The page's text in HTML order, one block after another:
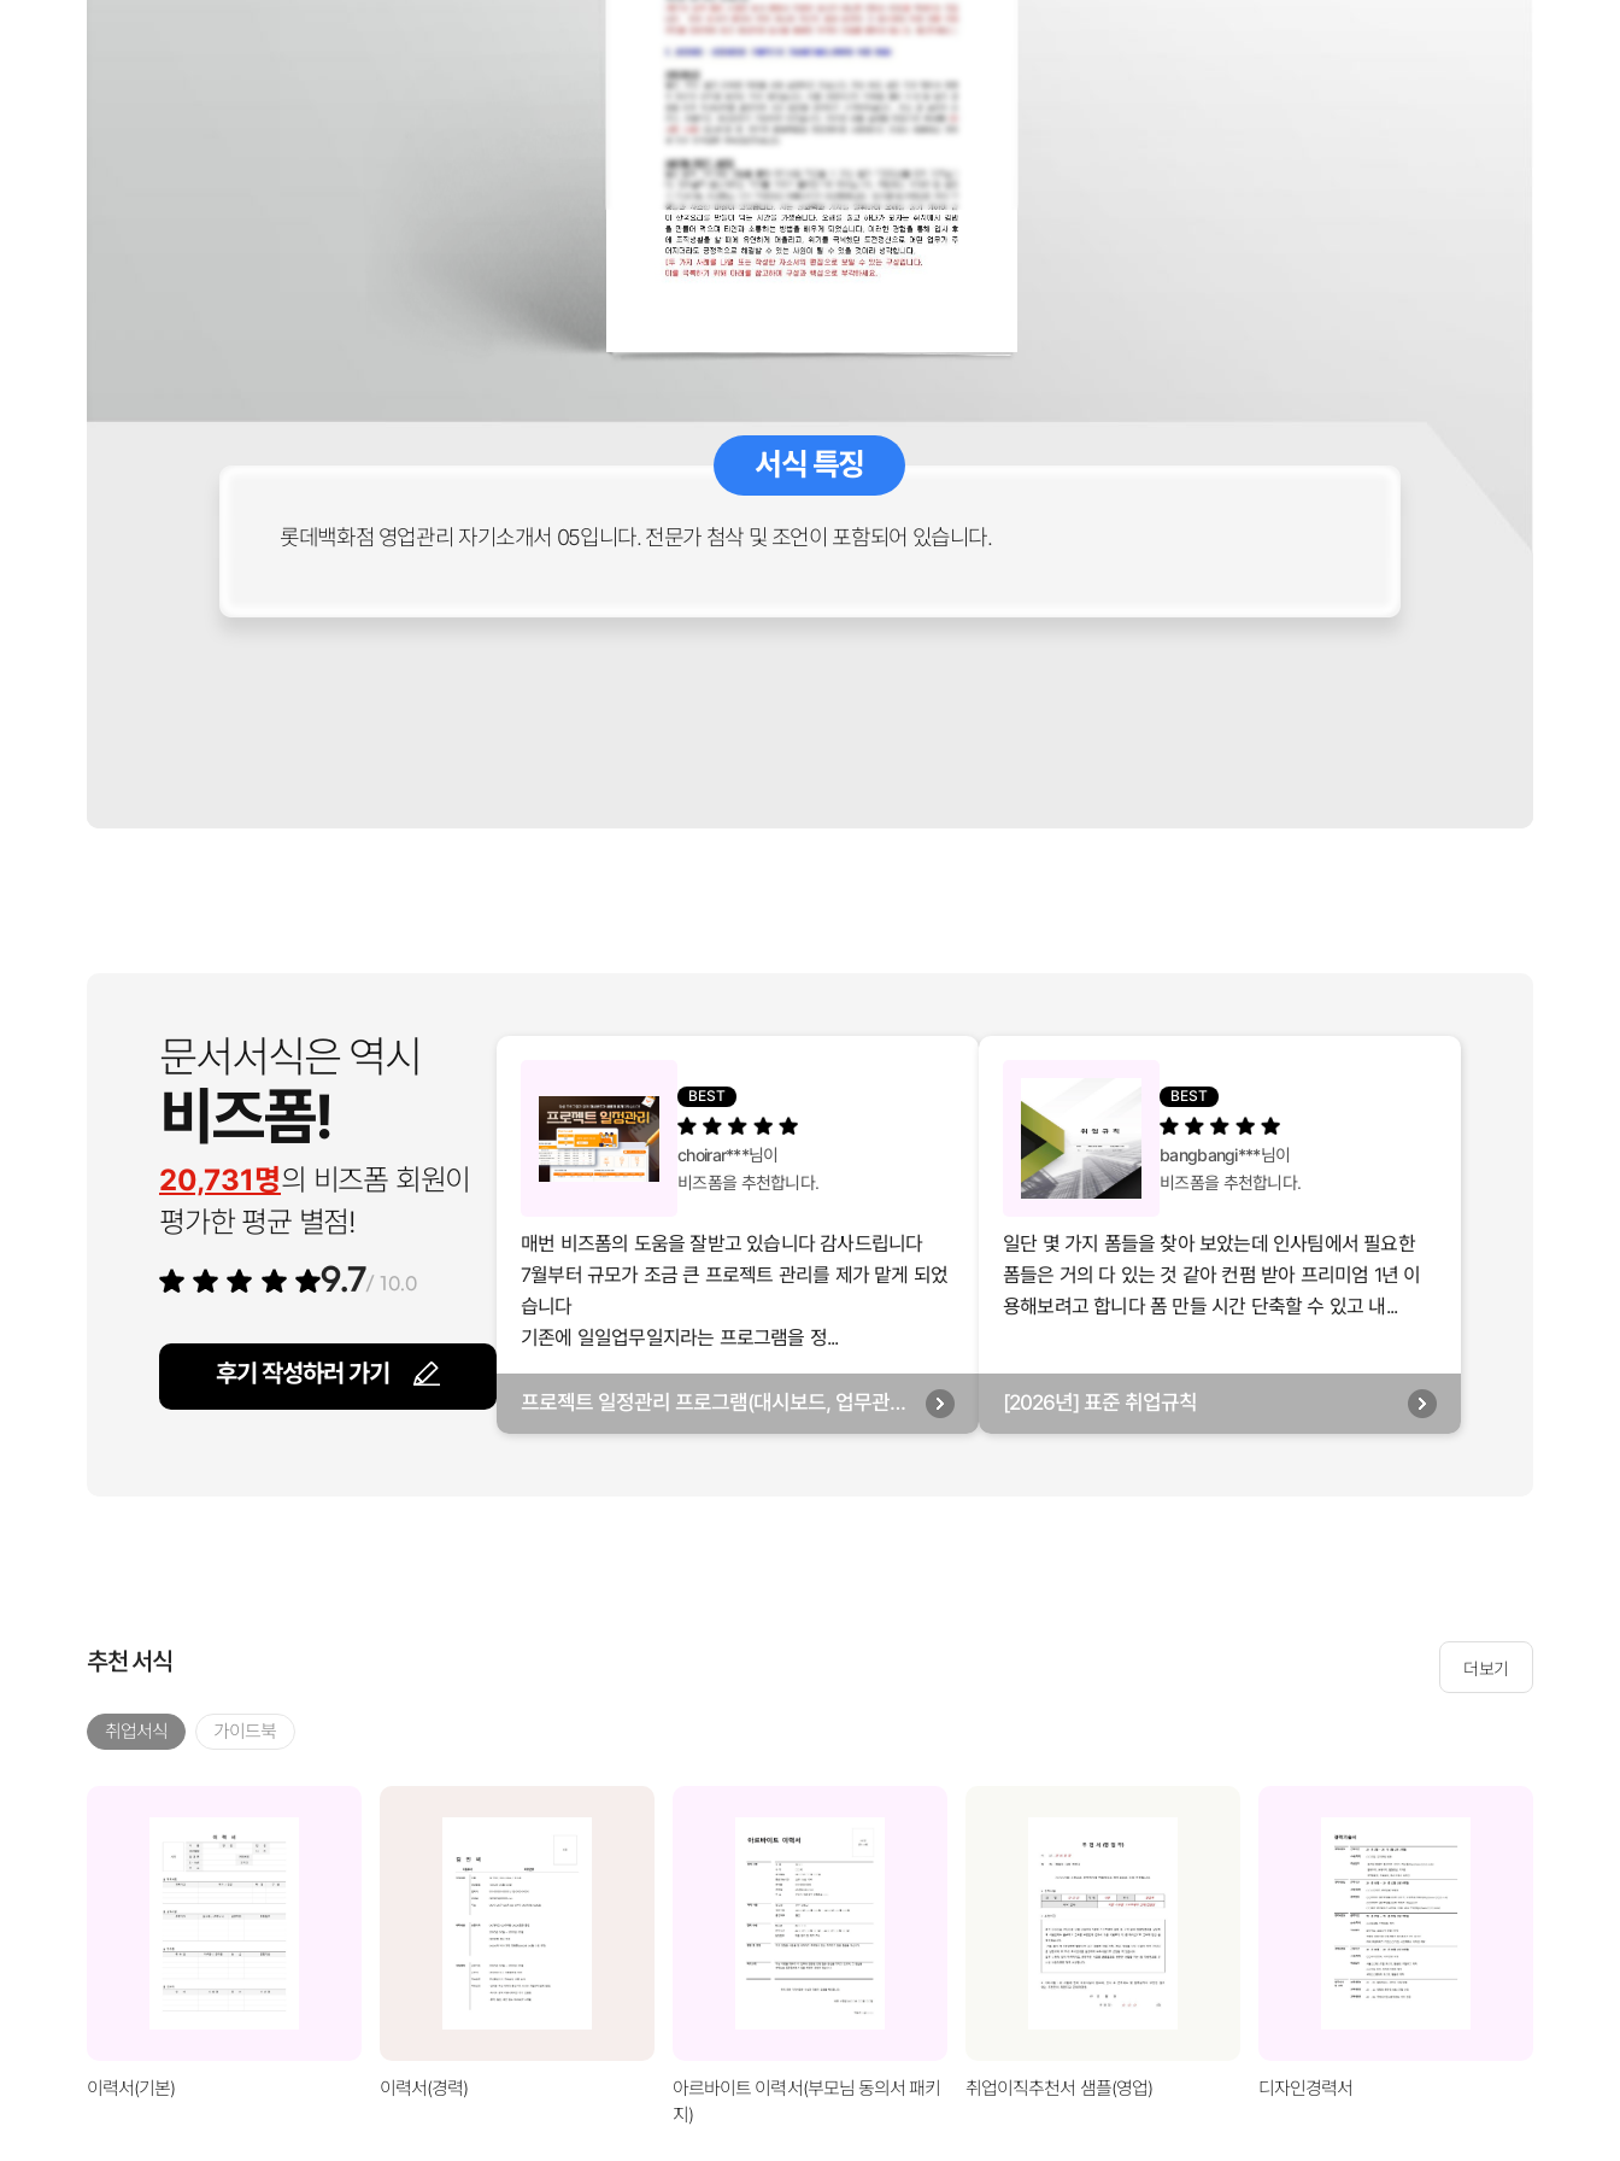
서식 특징
롯데백화점 영업관리 자기소개서 05입니다. 전문가 첨삭 및 조언이 포함되어 있습니다.
문서서식은 역시
비즈폼!
20,731명의 비즈폼 회원이
평가한 평균 별점!
9.7/ 10.0
후기 작성하러 가기
BEST
choirar***님이
비즈폼을 추천합니다.
매번 비즈폼의 도움을 잘받고 있습니다 감사드립니다
7월부터 규모가 조금 큰 프로젝트 관리를 제가 맡게 되었
습니다
기존에 일일업무일지라는 프로그램을 정...
프로젝트 일정관리 프로그램(대시보드, 업무관리,
BEST
bangbangi***님이
비즈폼을 추천합니다.
일단 몇 가지 폼들을 찾아 보았는데 인사팀에서 필요한
폼들은 거의 다 있는 것 같아 컨펌 받아 프리미엄 1년 이
용해보려고 합니다 폼 만들 시간 단축할 수 있고 내...
[2026년] 표준 취업규칙
추천 서식 더보기
취업서식 가이드북
이력서(기본) 이력서(경력)
아르바이트 이력서(부모님 동의서 패키
지)
취업이직추천서 샘플(영업) 디자인경력서